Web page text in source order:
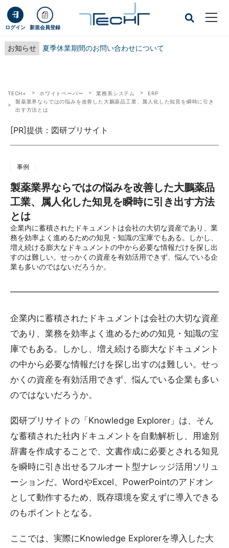
ログイン 新規会員登録
お知らせ 夏季休業期間のお問い合わせについて
TECH+ ホワイトペーパー 業務系システム
ERP
製薬業界ならではの悩みを改善した大鵬薬品工業、属人化した知見を瞬時に引き
出す方法とは
[PR]提供：図研プリサイト
事例
製薬業界ならではの悩みを改善した大鵬薬品
工業、属人化した知見を瞬時に引き出す方法
とは
企業内に蓄積されたドキュメントは会社の大切な資産であり、業
務を効率よく進めるための知見・知識の宝庫でもある。しかし、
増え続ける膨大なドキュメントの中から必要な情報だけを探し出
すのは難しい。せっかくの資産を有効活用できず、悩んでいる企
業も多いのではないだろうか。
企業内に蓄積されたドキュメントは会社の大切な資産
であり、業務を効率よく進めるための知見・知識の宝
庫でもある。しかし、増え続ける膨大なドキュメント
の中から必要な情報だけを探し出すのは難しい。せっ
かくの資産を有効活用できず、悩んでいる企業も多い
のではないだろうか。
図研プリサイトの「Knowledge Explorer」は、そん
な蓄積された社内ドキュメントを自動解析し、用途別
辞書を作成することで、文書作成に必要とされる知見
を瞬時に引き出せるフルオート型ナレッジ活用ソリュ
ーションだ。WordやExcel、PowerPointのアドオン
として動作するため、既存環境を変えずに導入できる
のもポイントとなる。
ここでは、実際にKnowledge Explorerを導入した大